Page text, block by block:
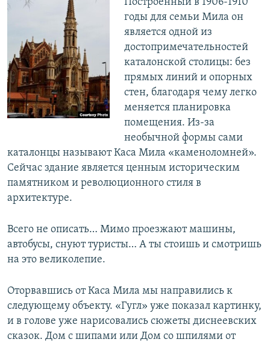
Построенный в 1906-1910
годы для семьи Мила он
является одной из
достопримечательностей
каталонской столицы: без
прямых линий и опорных
стен, благодаря чему легко
меняется планировка
помещения. Из-за
необычной формы сами
каталонцы называют Каса Мила «каменоломней».
Сейчас здание является ценным историческим
памятником и революционного стиля в
архитектуре.
Всего не описать… Мимо проезжают машины,
автобусы, снуют туристы… А ты стоишь и смотришь
на это великолепие.
Оторвавшись от Каса Мила мы направились к
следующему объекту. «Гугл» уже показал картинку,
и в голове уже нарисовались сюжеты диснеевских
сказок. Дом с шипами или Дом со шпилями от